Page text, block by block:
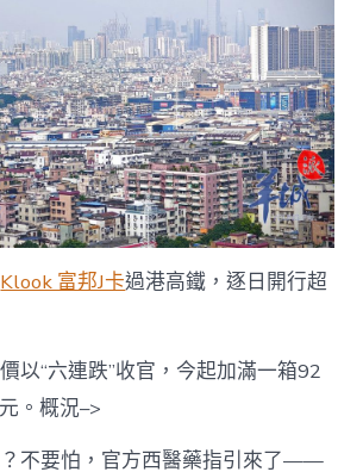
Klook 富邦J卡過港高鐵，逐日開行超
以“六連跌”收官，今起加滿一箱92
。概況–>
不要怕，官方西醫藥指引來了——